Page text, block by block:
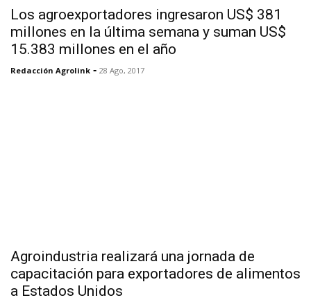
Los agroexportadores ingresaron US$ 381
millones en la última semana y suman US$
15.383 millones en el año
Redacción Agrolink - 28 Ago, 2017
Agroindustria realizará una jornada de
capacitación para exportadores de alimentos
a Estados Unidos